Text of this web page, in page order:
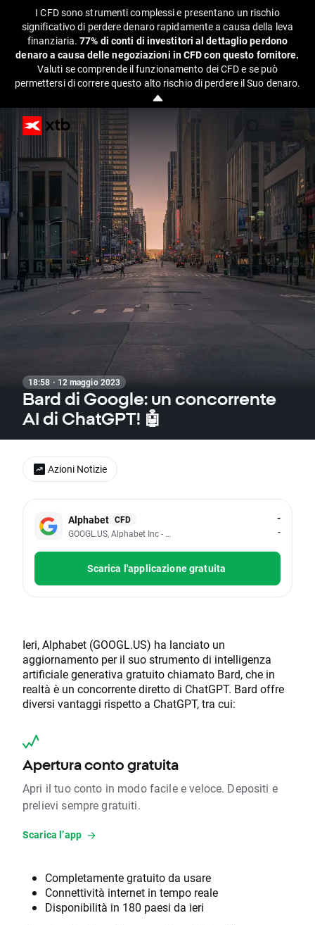
I CFD sono strumenti complessi e presentano un rischio
significativo di perdere denaro rapidamente a causa della leva
finanziaria.77% di conti di investitori al dettaglio perdono
denaro a causa delle negoziazioni in CFD con questo fornitore.
Valuti se comprende il funzionamento dei CFD e se può
permettersi di correre questo alto rischio di perdere il Suo denaro.
18:58 · 12 maggio 2023
Bard di Google: un concorrente
AI di ChatGPT! 🤖
Alphabet CFD
GOOGL.US, Alphabet Inc - Class A
-
-
Scarica l'applicazione gratuita
Ieri, Alphabet (GOOGL.US) ha lanciato un
aggiornamento per il suo strumento di intelligenza
artificiale generativa gratuito chiamato Bard, che in
realtà è un concorrente diretto di ChatGPT. Bard offre
diversi vantaggi rispetto a ChatGPT, tra cui:
Apertura conto gratuita
Apri il tuo conto in modo facile e veloce. Depositi e
prelievi sempre gratuiti.
Scarica l’app
Completamente gratuito da usare
Connettività internet in tempo reale
Disponibilità in 180 paesi da ieri
Azioni Notizie